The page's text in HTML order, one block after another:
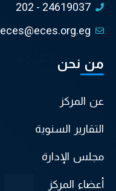
202 - 24619037
eces@eces.org.eg
من نحن
عن المركز
التقارير السنوية
مجلس الإدارة
أعضاء المركز